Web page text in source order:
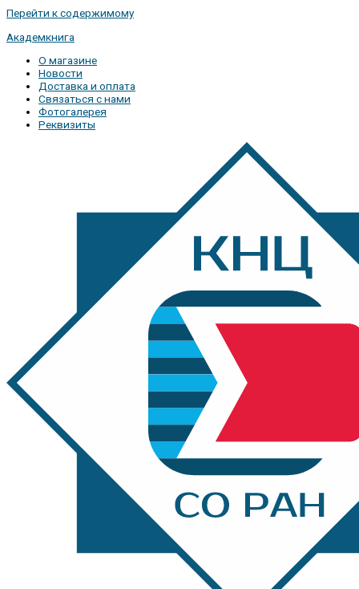
Перейти к содержимому
Академкнига
О магазине
Новости
Доставка и оплата
Связаться с нами
Фотогалерея
Реквизиты